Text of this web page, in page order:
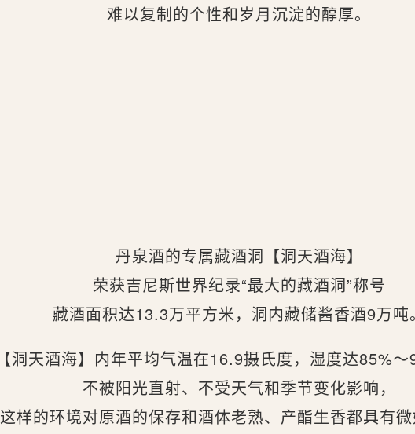
难以复制的个性和岁月沉淀的醇厚。
丹泉酒的专属藏酒洞【洞天酒海】
荣获吉尼斯世界纪录“最大的藏酒洞”称号
藏酒面积达13.3万平方米，洞内藏储酱香酒9万吨
【洞天酒海】内年平均气温在16.9摄氏度，湿度达85%
不被阳光直射、不受天气和季节变化影响，
这样的环境对原酒的保存和酒体老熟、产酯生香都具有